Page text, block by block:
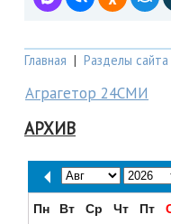
Главная | Разделы сайта
Аграгетор 24СМИ
АРХИВ
Пн Вт Ср Чт Пт